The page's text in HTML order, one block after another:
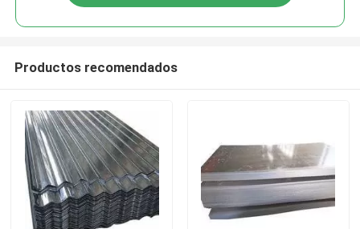
Productos recomendados